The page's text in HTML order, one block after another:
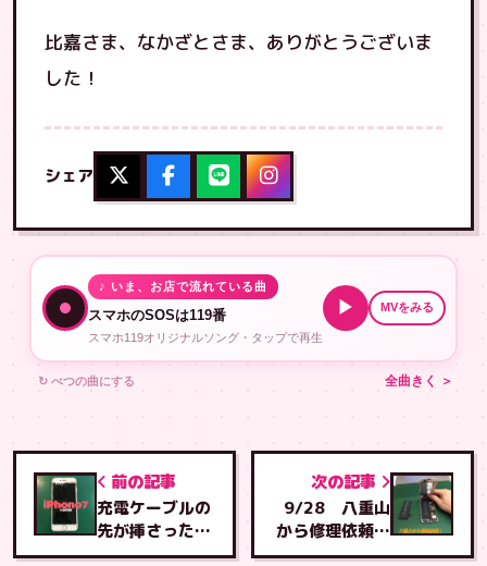
比嘉さま、なかざとさま、ありがとうございま
した！
シェア
♪ いま、お店で流れている曲
スマホのSOSは119番
スマホ119オリジナルソング・タップで再生
▶ MVをみる
↻ べつの曲にする 全曲きく ＞
前の記事
充電ケーブルの
先が挿さったま
んま！
次の記事
9/28 八重山
から修理依頼！
泡瀬店より